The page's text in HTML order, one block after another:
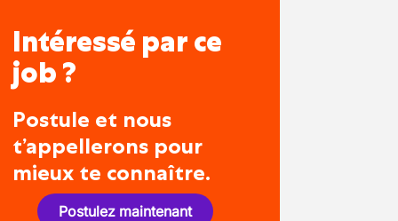
Intéressé par ce
job ?
Postule et nous
t’appellerons pour
mieux te connaître.
Postulez maintenant